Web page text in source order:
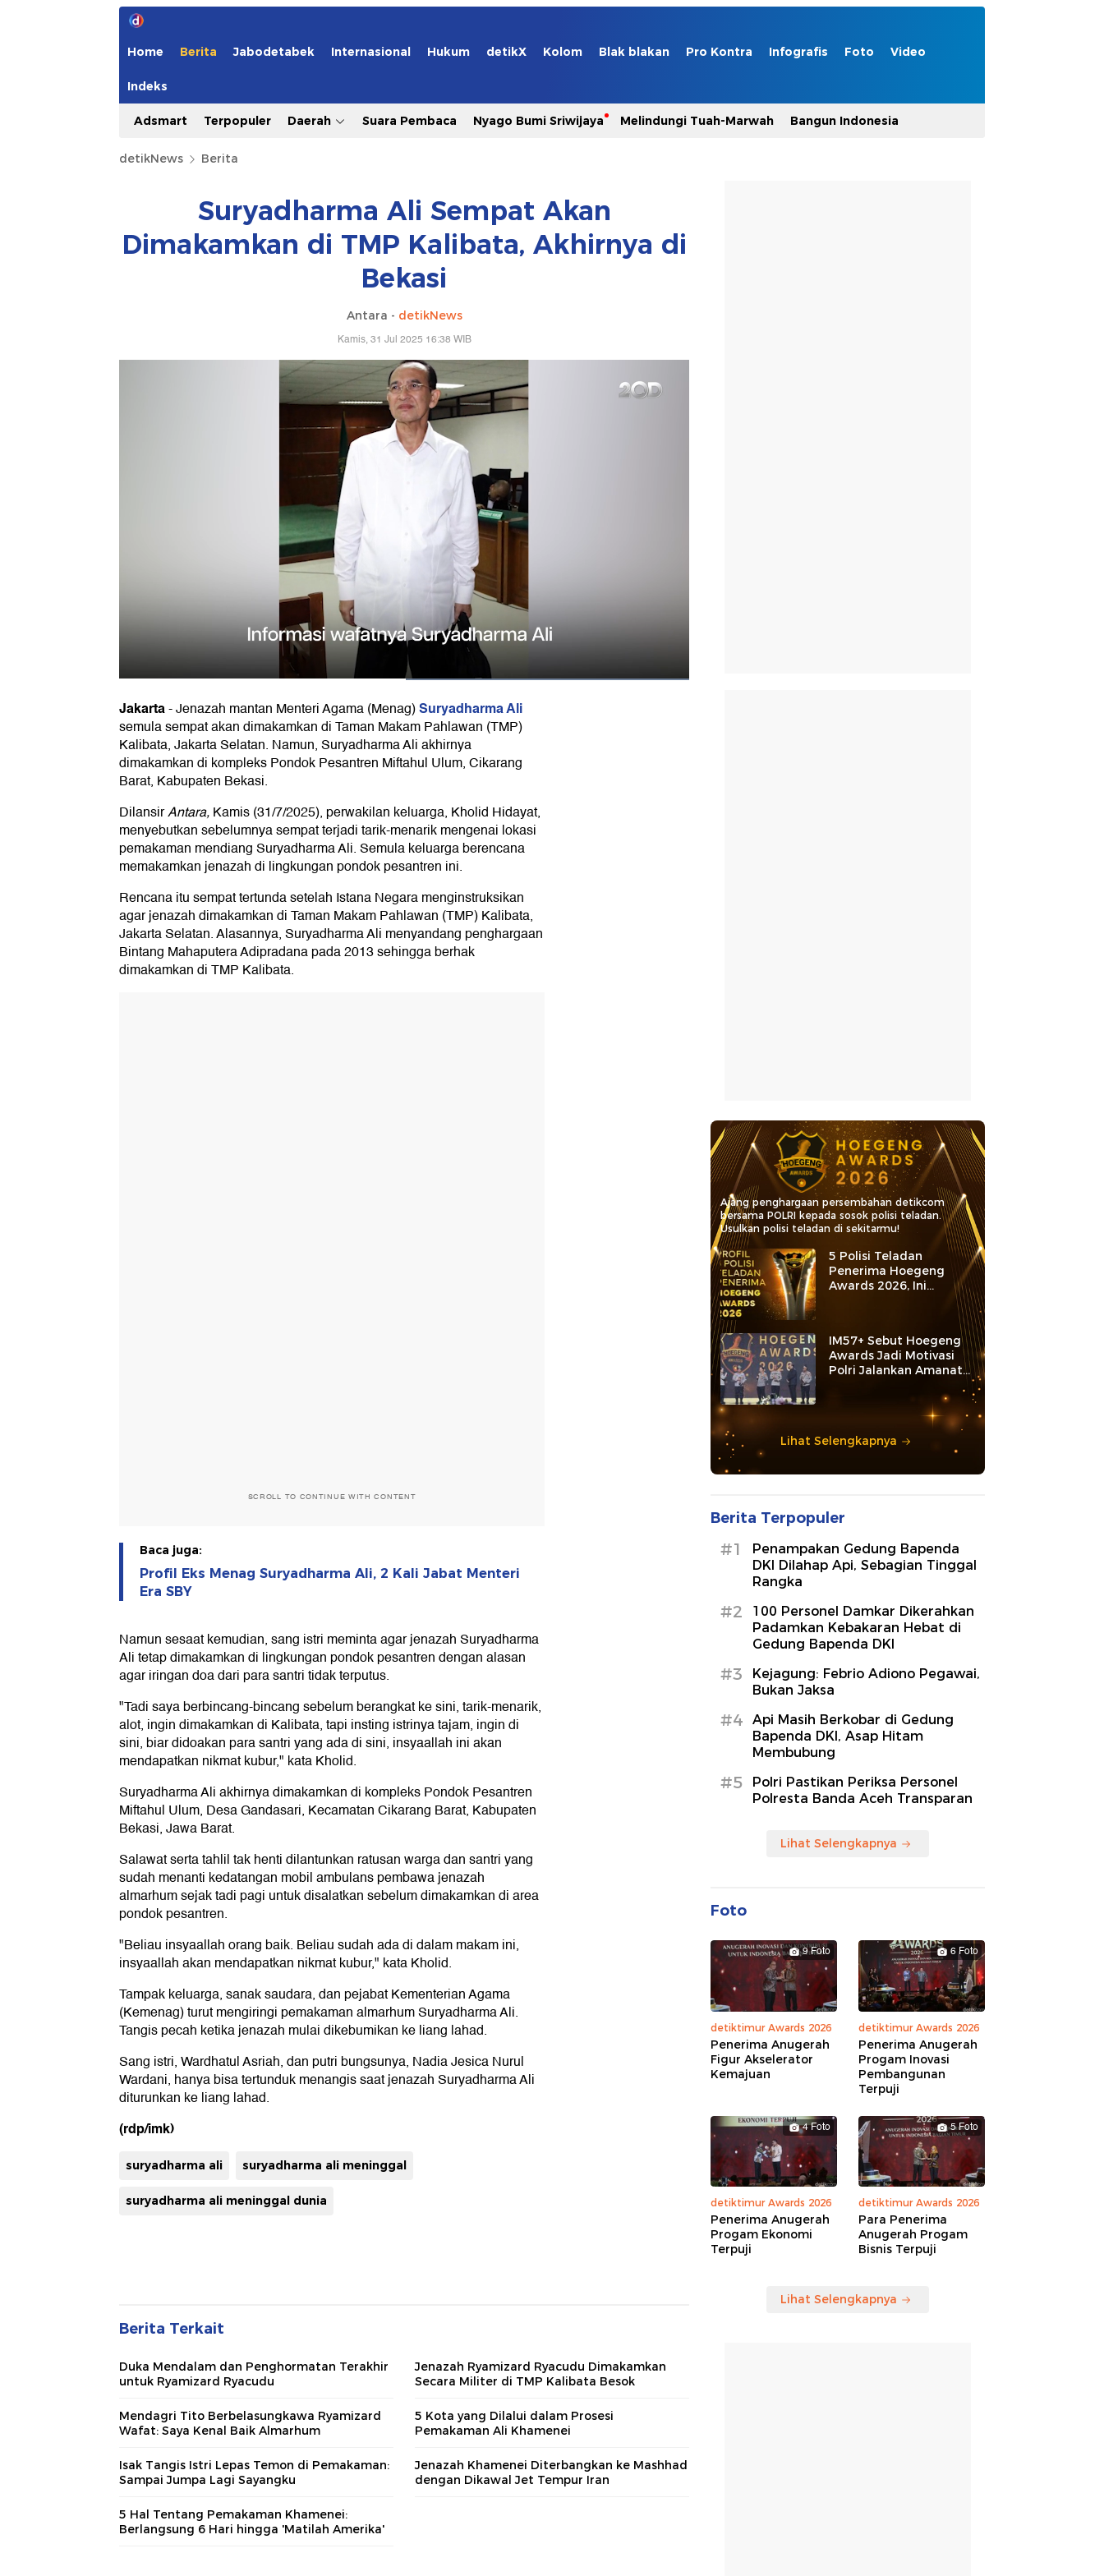
Home Berita Jabodetabek Internasional Hukum detikX Kolom Blak blakan Pro Kontra Infografis Foto Video
Indeks
Adsmart Terpopuler Daerah Suara Pembaca Nyago Bumi Sriwijaya Melindungi Tuah-Marwah Bangun Indonesia
detikNews Berita
Suryadharma Ali Sempat Akan
Dimakamkan di TMP Kalibata, Akhirnya di
Bekasi
Antara - detikNews
Kamis, 31 Jul 2025 16:38 WIB
Jakarta-Jenazah mantan Menteri Agama (Menag)Suryadharma Ali
semula sempat akan dimakamkan di Taman Makam Pahlawan (TMP)
Kalibata, Jakarta Selatan. Namun, Suryadharma Ali akhirnya
dimakamkan di kompleks Pondok Pesantren Miftahul Ulum, Cikarang
Barat, Kabupaten Bekasi.
DilansirAntara,Kamis (31/7/2025), perwakilan keluarga, Kholid Hidayat,
menyebutkan sebelumnya sempat terjadi tarik-menarik mengenai lokasi
pemakaman mendiang Suryadharma Ali. Semula keluarga berencana
memakamkan jenazah di lingkungan pondok pesantren ini.
Rencana itu sempat tertunda setelah Istana Negara menginstruksikan
agar jenazah dimakamkan di Taman Makam Pahlawan (TMP) Kalibata,
Jakarta Selatan. Alasannya, Suryadharma Ali menyandang penghargaan
Bintang Mahaputera Adipradana pada 2013 sehingga berhak
dimakamkan di TMP Kalibata.
SCROLL TO CONTINUE WITH CONTENT
Baca juga:
Profil Eks Menag Suryadharma Ali, 2 Kali Jabat Menteri
Era SBY
Namun sesaat kemudian, sang istri meminta agar jenazah Suryadharma
Ali tetap dimakamkan di lingkungan pondok pesantren dengan alasan
agar iringan doa dari para santri tidak terputus.
"Tadi saya berbincang-bincang sebelum berangkat ke sini, tarik-menarik,
alot, ingin dimakamkan di Kalibata, tapi insting istrinya tajam, ingin di
sini, biar didoakan para santri yang ada di sini, insyaallah ini akan
mendapatkan nikmat kubur," kata Kholid.
Suryadharma Ali akhirnya dimakamkan di kompleks Pondok Pesantren
Miftahul Ulum, Desa Gandasari, Kecamatan Cikarang Barat, Kabupaten
Bekasi, Jawa Barat.
Salawat serta tahlil tak henti dilantunkan ratusan warga dan santri yang
sudah menanti kedatangan mobil ambulans pembawa jenazah
almarhum sejak tadi pagi untuk disalatkan sebelum dimakamkan di area
pondok pesantren.
"Beliau insyaallah orang baik. Beliau sudah ada di dalam makam ini,
insyaallah akan mendapatkan nikmat kubur," kata Kholid.
Tampak keluarga, sanak saudara, dan pejabat Kementerian Agama
(Kemenag) turut mengiringi pemakaman almarhum Suryadharma Ali.
Tangis pecah ketika jenazah mulai dikebumikan ke liang lahad.
Sang istri, Wardhatul Asriah, dan putri bungsunya, Nadia Jesica Nurul
Wardani, hanya bisa tertunduk menangis saat jenazah Suryadharma Ali
diturunkan ke liang lahad.
(rdp/imk)
suryadharma ali suryadharma ali meninggal
suryadharma ali meninggal dunia
Berita Terkait
Duka Mendalam dan Penghormatan Terakhir
untuk Ryamizard Ryacudu
Jenazah Ryamizard Ryacudu Dimakamkan
Secara Militer di TMP Kalibata Besok
Mendagri Tito Berbelasungkawa Ryamizard
Wafat: Saya Kenal Baik Almarhum
5 Kota yang Dilalui dalam Prosesi
Pemakaman Ali Khamenei
Isak Tangis Istri Lepas Temon di Pemakaman:
Sampai Jumpa Lagi Sayangku
Jenazah Khamenei Diterbangkan ke Mashhad
dengan Dikawal Jet Tempur Iran
5 Hal Tentang Pemakaman Khamenei:
Berlangsung 6 Hari hingga 'Matilah Amerika'
Ajang penghargaan persembahan detikcom
bersama POLRI kepada sosok polisi teladan.
Usulkan polisi teladan di sekitarmu!
5 Polisi Teladan
Penerima Hoegeng
Awards 2026, Ini
Kategori dan Kiprahnya
IM57+ Sebut Hoegeng
Awards Jadi Motivasi
Polri Jalankan Amanat
Lihat Selengkapnya
Berita Terpopuler
#1
Penampakan Gedung Bapenda
DKI Dilahap Api, Sebagian Tinggal
Rangka
#2
100 Personel Damkar Dikerahkan
Padamkan Kebakaran Hebat di
Gedung Bapenda DKI
#3
Kejagung: Febrio Adiono Pegawai,
Bukan Jaksa
#4
Api Masih Berkobar di Gedung
Bapenda DKI, Asap Hitam
Membubung
#5
Polri Pastikan Periksa Personel
Polresta Banda Aceh Transparan
Lihat Selengkapnya
Foto
9 Foto
detiktimur Awards 2026
Penerima Anugerah
Figur Akselerator
Kemajuan
6 Foto
detiktimur Awards 2026
Penerima Anugerah
Progam Inovasi
Pembangunan
Terpuji
4 Foto
detiktimur Awards 2026
Penerima Anugerah
Progam Ekonomi
Terpuji
5 Foto
detiktimur Awards 2026
Para Penerima
Anugerah Progam
Bisnis Terpuji
Lihat Selengkapnya